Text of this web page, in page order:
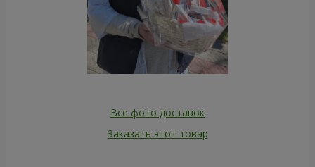
Все фото доставок
Заказать этот товар